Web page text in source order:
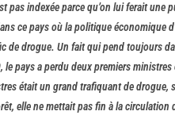
pas indexée parce qu’on lui ferait
ce pays où la politique économique
de drogue. Un fait qui pend toujours
le pays a perdu deux premiers
était un grand trafiquant de
elle ne mettait pas fin à la